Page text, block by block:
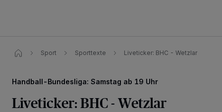
Sport Sporttexte Liveticker: BHC - Wetzlar
Handball-Bundesliga: Samstag ab 19 Uhr
Liveticker: BHC - Wetzlar